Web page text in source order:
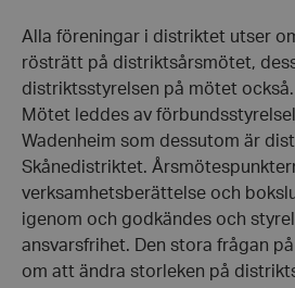
Alla föreningar i distriktet utser
rösträtt på distriktsårsmötet,
distriktsstyrelsen på mötet också.
Mötet leddes av
Wadenheim som dessutom är
Skånedistriktet.
verksamhetsberättelse och
igenom och godkändes och
ansvarsfrihet. Den stora frågan
om att ändra storleken på